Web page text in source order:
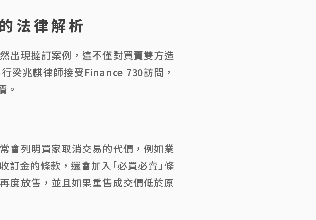
法律解析
出現撻訂案例，這不僅對買賣雙方造
梁兆麒律師接受Finance 730訪問，
。
會列明買家取消交易的代價，例如業
金的條款，還會加入「必買必賣」條
度放售，並且如果重售成交價低於原